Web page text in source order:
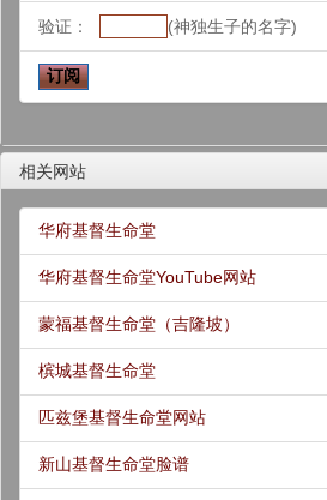
验证： (神独生子的名字)
相关网站
华府基督生命堂
华府基督生命堂YouTube网站
蒙福基督生命堂（吉隆坡）
槟城基督生命堂
匹兹堡基督生命堂网站
新山基督生命堂脸谱